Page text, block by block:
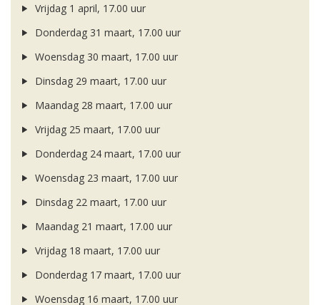
Vrijdag 1 april, 17.00 uur
Donderdag 31 maart, 17.00 uur
Woensdag 30 maart, 17.00 uur
Dinsdag 29 maart, 17.00 uur
Maandag 28 maart, 17.00 uur
Vrijdag 25 maart, 17.00 uur
Donderdag 24 maart, 17.00 uur
Woensdag 23 maart, 17.00 uur
Dinsdag 22 maart, 17.00 uur
Maandag 21 maart, 17.00 uur
Vrijdag 18 maart, 17.00 uur
Donderdag 17 maart, 17.00 uur
Woensdag 16 maart, 17.00 uur